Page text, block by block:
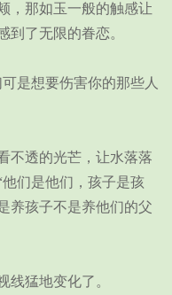
那如玉一般的触感让
到了无限的眷恋。
是想要伤害你的那些人
透的光芒，让水落落
们是他们，孩子是孩
养孩子不是养他们的父
猛地变化了。